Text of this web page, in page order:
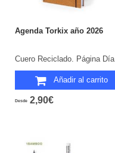
Agenda Torkix año 2026
Cuero Reciclado. Página Día.
Añadir al carrito
Desde 2,90€